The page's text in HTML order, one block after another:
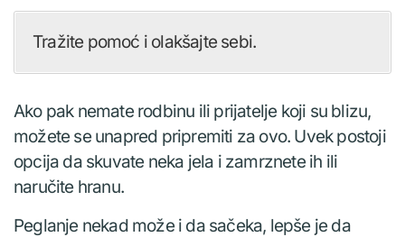
Tražite pomoć i olakšajte sebi.
Ako pak nemate rodbinu ili prijatelje koji su blizu,
možete se unapred pripremiti za ovo. Uvek postoji
opcija da skuvate neka jela i zamrznete ih ili
naručite hranu.
Peglanje nekad može i da sačeka, lepše je da